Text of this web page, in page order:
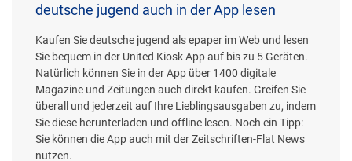
deutsche jugend auch in der App lesen
Kaufen Sie deutsche jugend als epaper im Web und lesen
Sie bequem in der United Kiosk App auf bis zu 5 Geräten.
Natürlich können Sie in der App über 1400 digitale
Magazine und Zeitungen auch direkt kaufen. Greifen Sie
überall und jederzeit auf Ihre Lieblingsausgaben zu, indem
Sie diese herunterladen und offline lesen. Noch ein Tipp:
Sie können die App auch mit der Zeitschriften-Flat News
nutzen.